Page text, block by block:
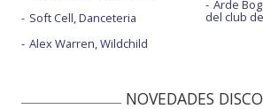
Soft Cell, Danceteria
Alex Warren, Wildchild
Arde
del club
NOVEDADES